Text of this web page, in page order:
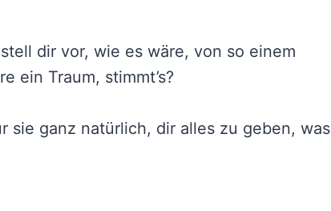
dir vor, wie es wäre, von so einem
ein Traum, stimmt’s?
sie ganz natürlich, dir alles zu geben, was